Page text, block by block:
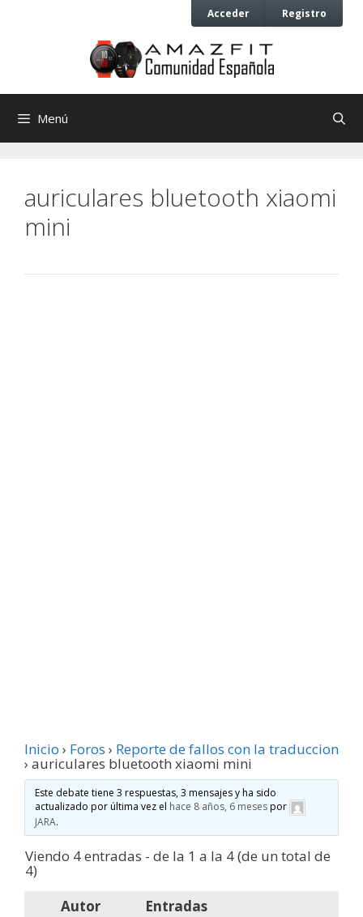
Acceder Registro
Menú
auriculares bluetooth xiaomi
mini
Inicio › Foros › Reporte de fallos con la traduccion
› auriculares bluetooth xiaomi mini
Este debate tiene 3 respuestas, 3 mensajes y ha sido
actualizado por última vez el hace 8 años, 6 mesespor
JARA.
Viendo 4 entradas - de la 1 a la 4 (de un total de
4)
Autor
Entradas